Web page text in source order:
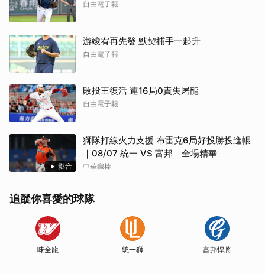
自由電子報
游竣宥再先發 默契捕手一起升
自由電子報
敗投王復活 連16局0責失屠龍
自由電子報
影音
獅隊打線火力支援 布雷克6局好投勝投進帳
｜08/07 統一 VS 富邦｜全場精華
中華職棒
追蹤你喜愛的球隊
味全龍 統一獅 富邦悍將